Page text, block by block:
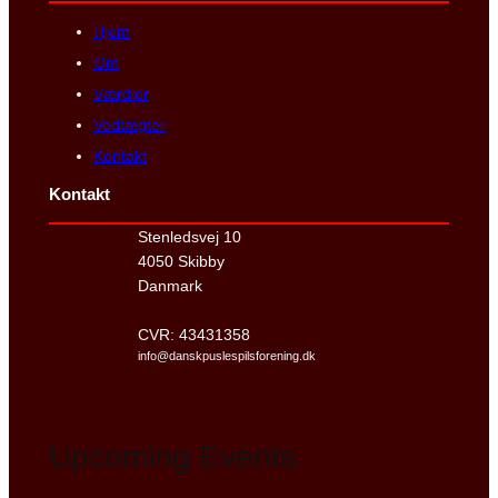
Hjem
Om
Værdier
Vedtægter
Kontakt
Kontakt
Stenledsvej 10
4050 Skibby
Danmark
CVR: 43431358
info@danskpuslespilsforening.dk
Upcoming Events